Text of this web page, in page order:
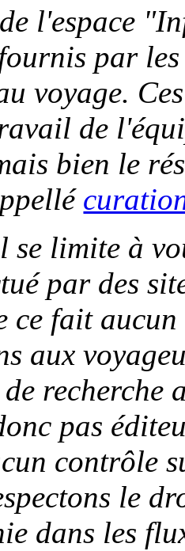
l'espace
par
voyage.
de
bien le
se limite à
par des
ce fait
aux
recherche
pas
contrôle
le
dans les